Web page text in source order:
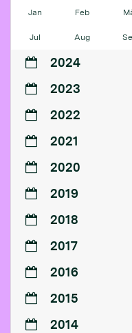
Jan Feb
Jul Aug
2024
2023
2022
2021
2020
2019
2018
2017
2016
2015
2014